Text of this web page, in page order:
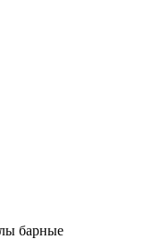
барные